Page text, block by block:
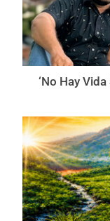
‘No Hay